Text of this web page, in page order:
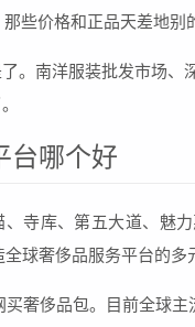
些价格和正品天差地别
。南洋服装批发市场、
台哪个好
、寺库、第五大道、魅
全球奢侈品服务平台的多
买奢侈品包。目前全球